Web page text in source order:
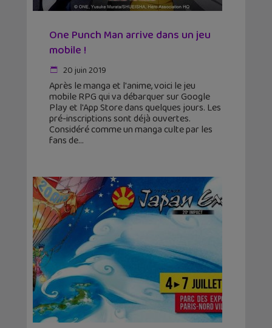
One Punch Man arrive dans un jeu
mobile !
20 juin 2019
Après le manga et l'anime, voici le jeu
mobile RPG qui va débarquer sur Google
Play et l'App Store dans quelques jours. Les
pré-inscriptions sont déjà ouvertes.
Considéré comme un manga culte par les
fans de